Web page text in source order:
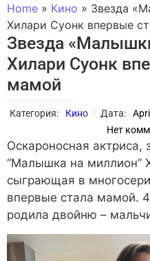
Home » Кино » Звезда
Хилари Суонк впервые
Звезда
Хилари Суонк
мамой
Категория: Кино Дата:
Нет
Оскароносная актриса,
“Малышка на миллион”
сыграющая в
впервые стала мамой.
родила двойню –